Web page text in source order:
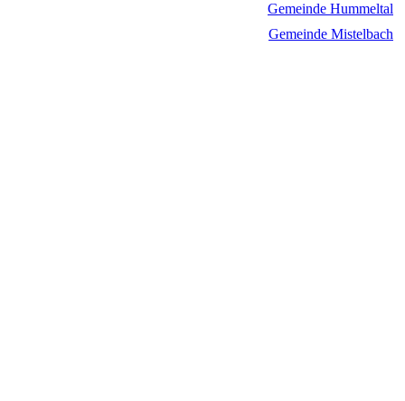
Gemeinde Hummeltal
Gemeinde Mistelbach